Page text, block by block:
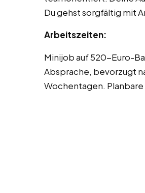
Du gehst sorgfältig mit
Arbeitszeiten:
Minijob auf 520-Euro-
Absprache, bevorzugt
Wochentagen.